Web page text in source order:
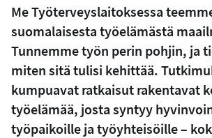
Me Työterveyslaitoksessa
suomalaisesta työelämästä
Tunnemme työn perin pohjin, ja
miten sitä tulisi kehittää.
kumpuavat ratkaisut rakentavat
työelämää, josta syntyy
työpaikoille ja työyhteisöille –